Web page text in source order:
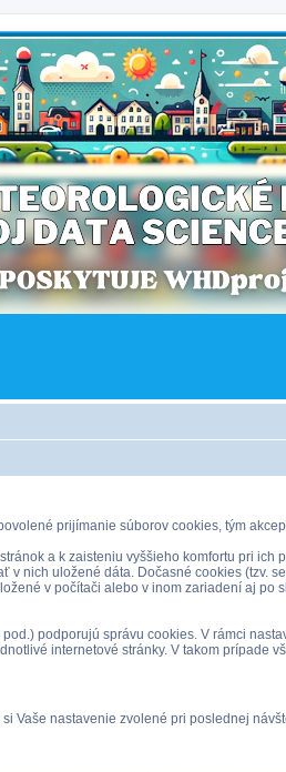
prijímanie súborov cookies, tým
a k zaisteniu vyššieho komfortu pri
nich uložené dáta. Dočasné cookies (tzv.
v počítači alebo v inom zariadení aj po
podporujú správu cookies. V rámci
internetové stránky. V takom prípade
Vaše nastavenie zvolené pri poslednej